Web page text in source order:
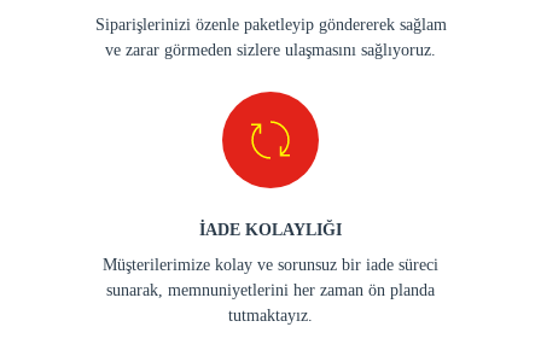
Siparişlerinizi özenle paketleyip göndererek sağlam
ve zarar görmeden sizlere ulaşmasını sağlıyoruz.
İADE KOLAYLIĞI
Müşterilerimize kolay ve sorunsuz bir iade süreci
sunarak, memnuniyetlerini her zaman ön planda
tutmaktayız.